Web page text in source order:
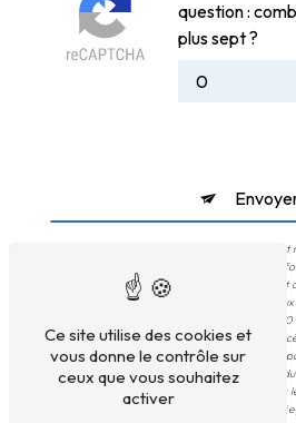
question :
plus sept ?
** Les données personnelles communiquées
contacter et sont enregistrées dans un fichier
Yohan Beck et ses sous-traitants dans le seul
Les données collectées seront communiquées
Yohan Beck 15 Avenue Georges Guynemer
yohan@hotmail.fr. Vous disposez de droits
d’effacement, de portabilité, de limitation,
consentement à tout moment et du droit
d’une autorité de contrôle, ainsi que
mortem. Vous pouvez exercer ces droits par
Ce site utilise des cookies et
vous donne le contrôle sur
ceux que vous souhaitez
activer